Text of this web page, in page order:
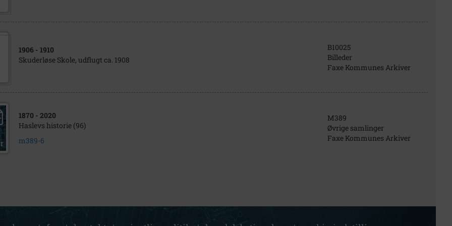
1906 - 1910
Skuderløse Skole, udflugt ca. 1908
B10025
Billeder
Faxe Kommunes Arkiver
1870 - 2020
Haslevs historie (96)
m389-6
M389
Øvrige samlinger
Faxe Kommunes Arkiver